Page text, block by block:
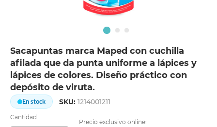
Sacapuntas marca Maped con cuchilla
afilada que da punta uniforme a lápices y
lápices de colores. Diseño práctico con
depósito de viruta.
En stock SKU:1214001211
Cantidad
Precio exclusivo online: